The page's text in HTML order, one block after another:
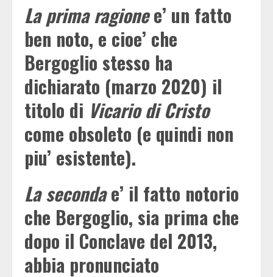
La prima ragionee’ un fatto
ben noto, e cioe’ che
Bergoglio stesso ha
dichiarato (marzo 2020) il
titolo di Vicario di Cristo
come obsoleto (e quindi non
piu’ esistente).
La secondae’ il fatto notorio
che Bergoglio, sia prima che
dopo il Conclave del 2013,
abbia pronunciato